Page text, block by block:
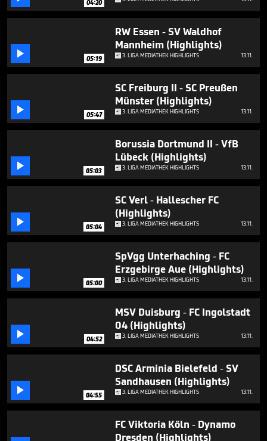
minutes,
47
04:20
 05:19
RW Essen - SV Waldhof
Mannheim (Highlights)
3. LIGA MEDIATHEK HIGHLIGHTS 13.11.
 05:47
SC Freiburg II - SC Preußen
Münster (Highlights)
3. LIGA MEDIATHEK HIGHLIGHTS 13.11.
 05:03
Borussia Dortmund II - VfB
Lübeck (Highlights)
3. LIGA MEDIATHEK HIGHLIGHTS 13.11.
 05:04
SC Verl - Hallescher FC
(Highlights)
3. LIGA MEDIATHEK HIGHLIGHTS 13.11.
 05:00
SpVgg Unterhaching - FC
Erzgebirge Aue (Highlights)
3. LIGA MEDIATHEK HIGHLIGHTS 13.11.
 04:52
MSV Duisburg - FC Ingolstadt
04 (Highlights)
3. LIGA MEDIATHEK HIGHLIGHTS 13.11.
 04:55
DSC Arminia Bielefeld - SV
Sandhausen (Highlights)
3. LIGA MEDIATHEK HIGHLIGHTS 13.11.
FC Viktoria Köln - Dynamo
Dresden (Highlights)